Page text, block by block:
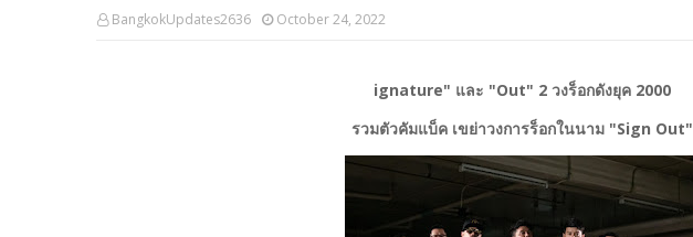
BangkokUpdates2636 October 24, 2022
ignature" และ "Out" 2 วงร็อกดังยุค 2000​
รวมตัวคัมแบ็ค​ เขย่าวงการร็อกในนาม​ "Sign Out"